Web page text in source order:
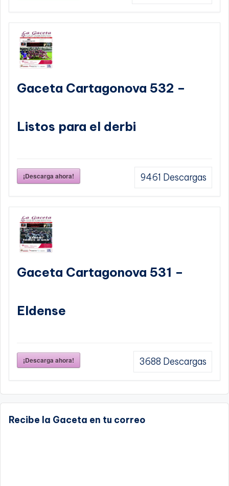
Gaceta Cartagonova 532 –
Listos para el derbi
¡Descarga ahora! 9461 Descargas
Gaceta Cartagonova 531 –
Eldense
¡Descarga ahora! 3688 Descargas
Recibe la Gaceta en tu correo